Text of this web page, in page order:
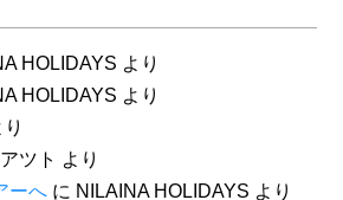
HOLIDAYS より
HOLIDAYS より
り
ツト より
ーへ に NILAINA HOLIDAYS より